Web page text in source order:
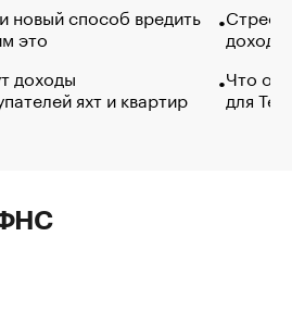
новый способ вредить
это
доходы
яхт и квартир
Что
для
ФНС